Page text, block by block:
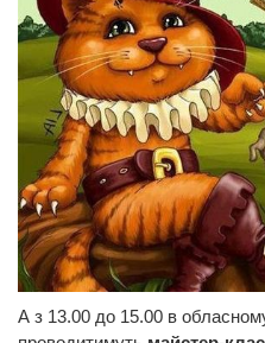
А з 13.00 до 15.00 в